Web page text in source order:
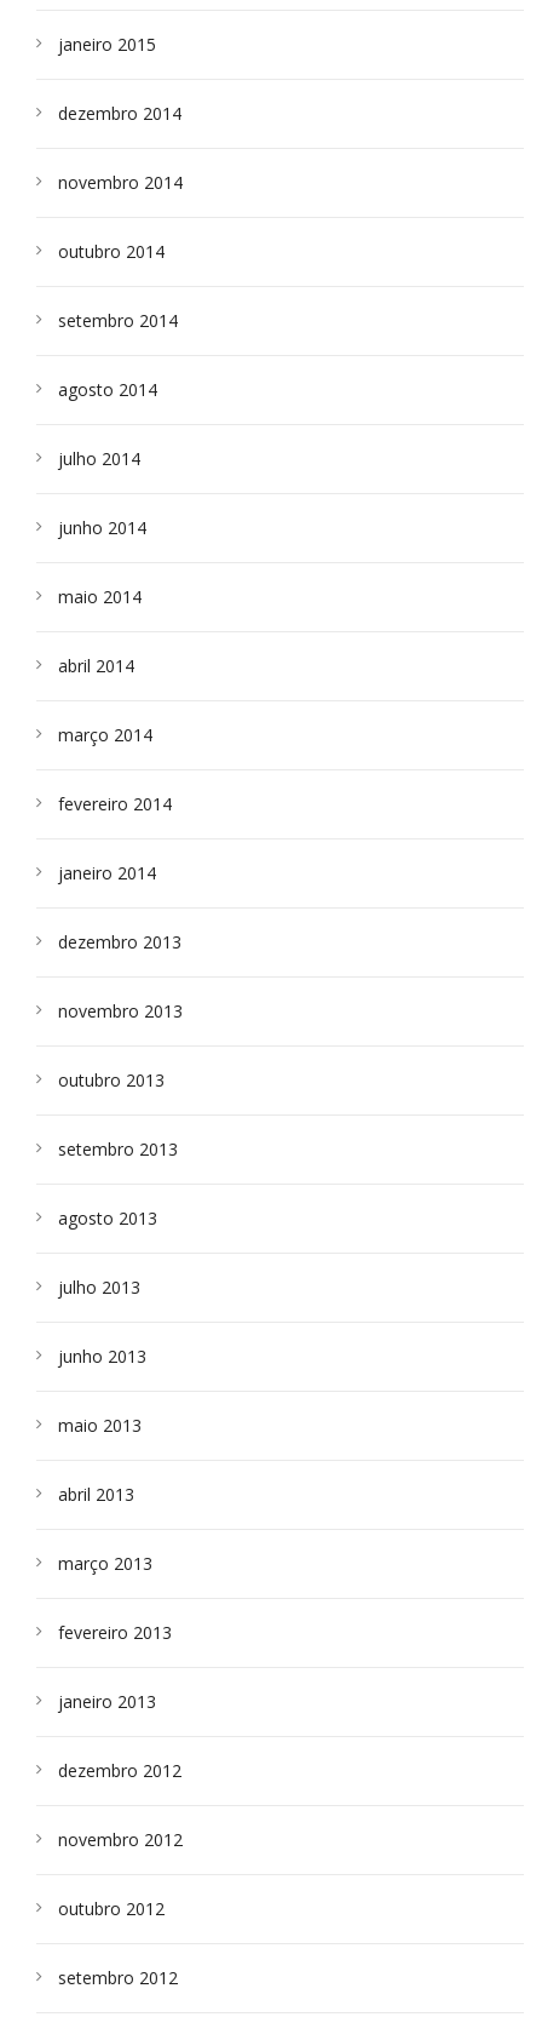
janeiro 2015
dezembro 2014
novembro 2014
outubro 2014
setembro 2014
agosto 2014
julho 2014
junho 2014
maio 2014
abril 2014
março 2014
fevereiro 2014
janeiro 2014
dezembro 2013
novembro 2013
outubro 2013
setembro 2013
agosto 2013
julho 2013
junho 2013
maio 2013
abril 2013
março 2013
fevereiro 2013
janeiro 2013
dezembro 2012
novembro 2012
outubro 2012
setembro 2012